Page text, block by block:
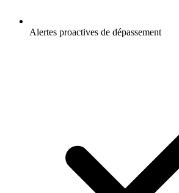
Alertes proactives de dépassement